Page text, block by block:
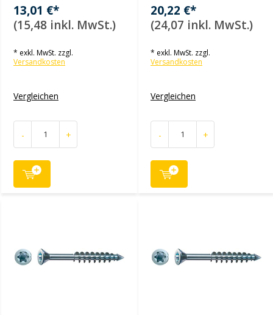
13,01 €*
(15,48 inkl. MwSt.)
* exkl. MwSt. zzgl.
Versandkosten
Vergleichen
- +
20,22 €*
(24,07 inkl. MwSt.)
* exkl. MwSt. zzgl.
Versandkosten
Vergleichen
- +